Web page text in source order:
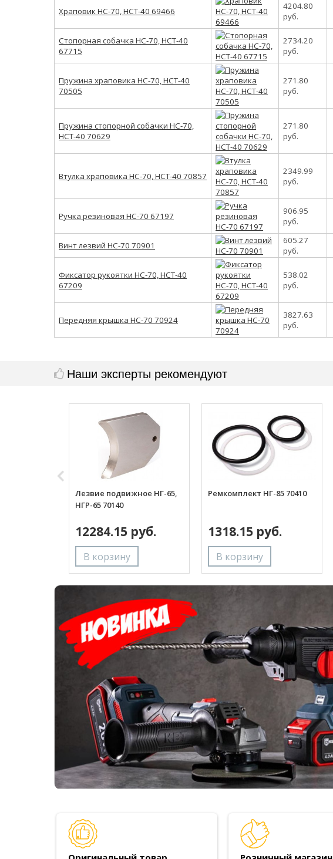
Храповик НС-70, НСТ-40 69466
4204.80
руб.
Стопорная собачка НС-70, НСТ-40
67715
2734.20
руб.
Пружина храповика НС-70, НСТ-40
70505
271.80
руб.
Пружина стопорной собачки НС-70,
НСТ-40 70629
271.80
руб.
Втулка храповика НС-70, НСТ-40 70857
2349.99
руб.
Ручка резиновая НС-70 67197
906.95
руб.
Винт лезвий НС-70 70901
605.27
руб.
Фиксатор рукоятки НС-70, НСТ-40
67209
538.02
руб.
Передняя крышка НС-70 70924
3827.63
руб.
Наши эксперты рекомендуют
Лезвие подвижное НГ-65,
НГР-65 70140
12284.15 руб.
Ремкомплект НГ-85 70410
1318.15 руб.